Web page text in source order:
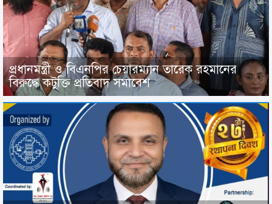
প্রধানমন্ত্রী ও বিএনপির চেয়ারম্যান তারেক রহমানের
বিরুদ্ধে কটুক্তি প্রতিবাদ সমাবেশ